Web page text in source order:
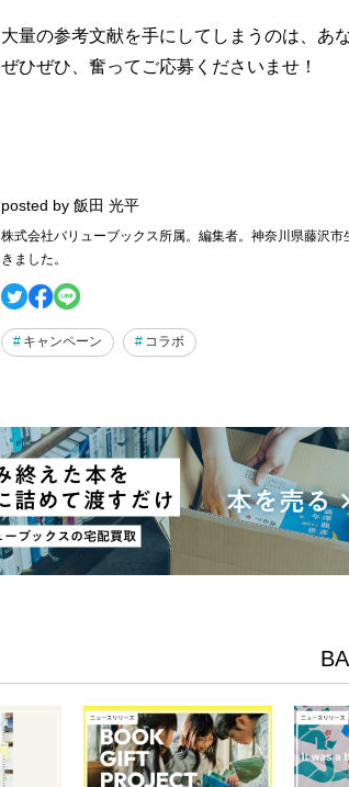
大量の参考文献を手にしてしまうのは、あ
ぜひぜひ、奮ってご応募くださいませ！
posted by 飯田 光平
株式会社バリューブックス所属。編集者。神奈川県藤沢
きました。
キャンペーン コラボ